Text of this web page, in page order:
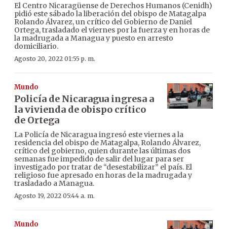
El Centro Nicaragüense de Derechos Humanos (Cenidh)
pidió este sábado la liberación del obispo de Matagalpa
Rolando Álvarez, un crítico del Gobierno de Daniel
Ortega, trasladado el viernes por la fuerza y en horas de
la madrugada a Managua y puesto en arresto
domiciliario.
Agosto 20, 2022 01:55 p. m.
Mundo
Policía de Nicaragua ingresa a
la vivienda de obispo crítico
de Ortega
La Policía de Nicaragua ingresó este viernes a la
residencia del obispo de Matagalpa, Rolando Álvarez,
crítico del gobierno, quien durante las últimas dos
semanas fue impedido de salir del lugar para ser
investigado por tratar de “desestabilizar” el país. El
religioso fue apresado en horas de la madrugada y
trasladado a Managua.
Agosto 19, 2022 05:44 a. m.
Mundo